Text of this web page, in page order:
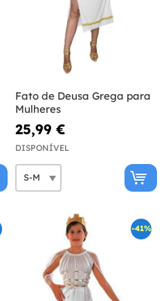
Fato de Deusa Grega para
Mulheres
25,99 €
DISPONÍVEL
-41%